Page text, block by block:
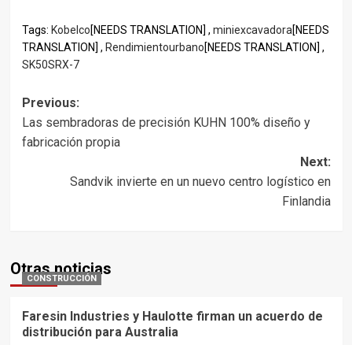
Tags: Kobelco[NEEDS TRANSLATION] , miniexcavadora[NEEDS
TRANSLATION] , Rendimientourbano[NEEDS TRANSLATION] ,
SK50SRX-7
Post
navigation
Previous:
Las sembradoras de precisión KUHN 100% diseño y
fabricación propia
Next:
Sandvik invierte en un nuevo centro logístico en
Finlandia
Otras noticias
CONSTRUCCIÓN
Faresin Industries y Haulotte firman un acuerdo de
distribución para Australia